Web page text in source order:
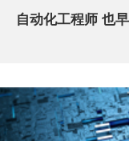
自动化工程师 也